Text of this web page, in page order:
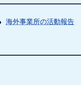
海外事業所の活動報告